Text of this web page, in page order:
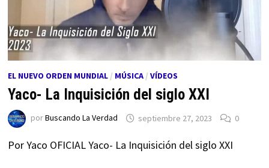
EL NUEVO ORDEN MUNDIAL/ MÚSICA/ VÍDEOS
Yaco- La Inquisición del siglo XXI
porBuscando La Verdad septiembre 27, 2023 0
Por Yaco OFICIAL Yaco- La Inquisición del siglo XXI